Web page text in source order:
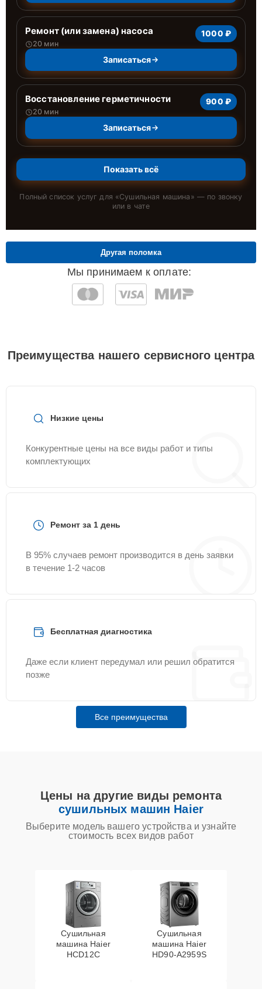
Ремонт (или замена) насоса
20 мин
1000 ₽
Записаться
Восстановление герметичности
20 мин
900 ₽
Записаться
Показать всё
Полный список услуг для «Сушильная машина » — по звонку
или в чате
Мы принимаем к оплате:
Другая поломка
Преимущества нашего сервисного центра
Низкие цены
Конкурентные цены на все виды работ и типы
комплектующих
Ремонт за 1 день
В 95% случаев ремонт производится в день заявки
в течение 1-2 часов
Бесплатная диагностика
Даже если клиент передумал или решил обратится
позже
Все преимущества
Цены на другие виды ремонта
сушильных машин Haier
Выберите модель вашего устройства и узнайте
стоимость всех видов работ
Сушильная
машина Haier
HCD12C
Сушильная
машина Haier
HD90-A2959S